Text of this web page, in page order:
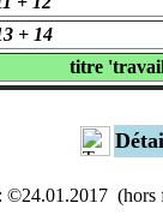
+ 14
titre
©24.01.2017 (hors